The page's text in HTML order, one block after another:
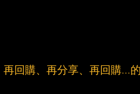
再回購、再分享、再回購...